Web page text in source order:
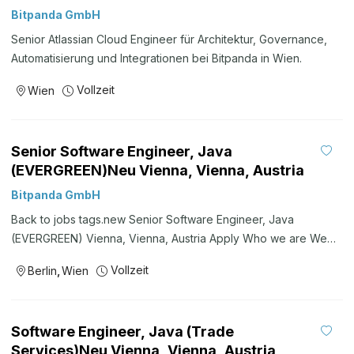
Bitpanda GmbH
Senior Atlassian Cloud Engineer für Architektur, Governance,
Automatisierung und Integrationen bei Bitpanda in Wien.
Wien Vollzeit
Senior Software Engineer, Java
(EVERGREEN)Neu Vienna, Vienna, Austria
Bitpanda GmbH
Back to jobs tags.new Senior Software Engineer, Java
(EVERGREEN) Vienna, Vienna, Austria Apply Who we are We
Eric Demuth, Paul Klanschek and Christian Trummer, we’re here
everything platform empowers both first-time investors and
Berlin Wien Vollzeit
Software Engineer, Java (Trade